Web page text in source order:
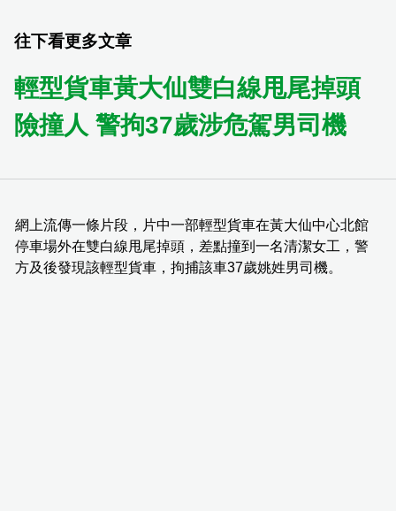
往下看更多文章
輕型貨車黃大仙雙白線甩尾掉頭
險撞人 警拘37歲涉危駕男司機
網上流傳一條片段，片中一部輕型貨車在黃大仙中心北館
停車場外在雙白線甩尾掉頭，差點撞到一名清潔女工，警
方及後發現該輕型貨車，拘捕該車37歲姚姓男司機。